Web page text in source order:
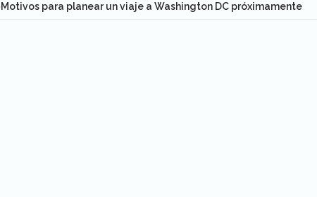
Motivos para planear un viaje a Washington DC próximamente